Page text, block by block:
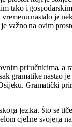
tako i
nastalo je
na ovim
priručnicima,
gramatike nastao
Gramatički
jezika. Što se
cjeline svojega